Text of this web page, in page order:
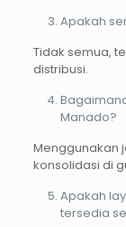
Apakah
Tidak semua,
distribusi.
Manado?
Menggunakan
konsolidasi di
Apakah
tersedia